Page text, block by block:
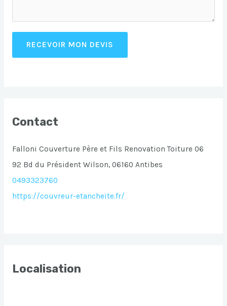
RECEVOIR MON DEVIS
Contact
Falloni Couverture Père et Fils Renovation Toiture 06
92 Bd du Président Wilson, 06160 Antibes
0493323760
https://couvreur-etancheite.fr/
Localisation